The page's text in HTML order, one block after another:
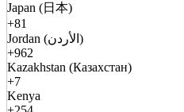
Japan (日本)
+81
Jordan (الأردن)
+962
Kazakhstan (Казахстан)
+7
Kenya